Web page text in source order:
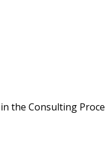
the Consulting